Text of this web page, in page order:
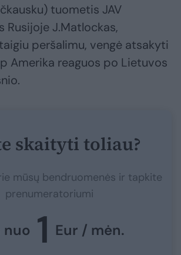
tuometis JAV
Rusijoje J.Matlockas,
peršalimu, vengė atsakyti
Amerika reaguos po Lietuvos
skaityti toliau?
mūsų bendruomenės ir tapkite
prenumeratoriumi
nuo 1 Eur / mėn.